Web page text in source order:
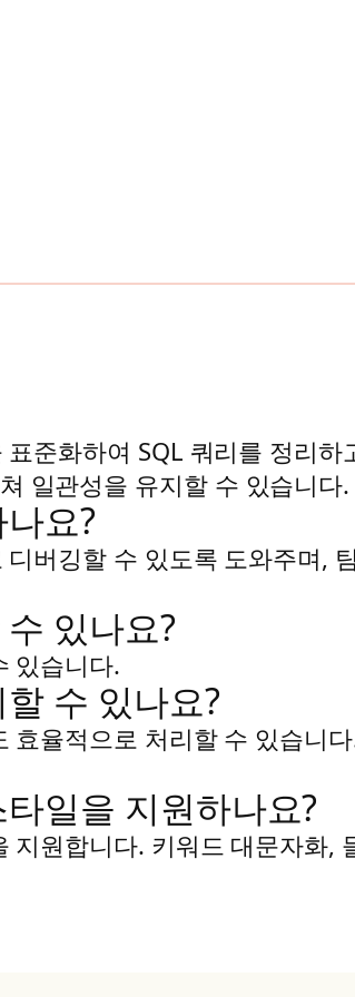
준화하여 SQL 쿼리를 정리
일관성을 유지할 수 있습니다.
요?
버깅할 수 있도록 도와주며,
있나요?
있습니다.
수 있나요?
효율적으로 처리할 수 있습니
일을 지원하나요?
지원합니다. 키워드 대문자화